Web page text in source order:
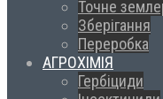
Точне
Зберігання
Переробка
АГРОХІМІЯ
Гербіциди